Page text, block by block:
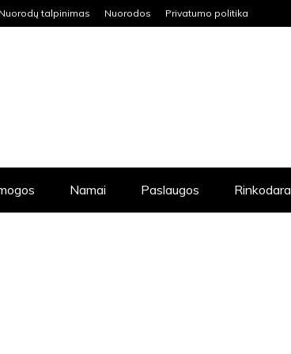
Nuorodų talpinimas Nuorodos Privatumo politika
Namai Paslaugos Rinkodara